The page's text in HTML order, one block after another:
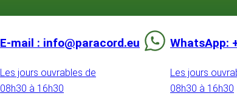
E-mail : info@paracord.eu
Les jours ouvrables de
08h30 à 16h30
WhatsApp:
Les jours
08h30 à 16h30